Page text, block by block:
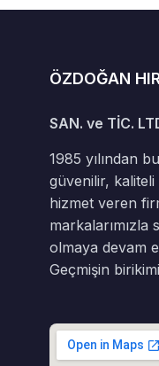
ÖZDOĞAN
SAN. ve TİC.
1985 yılından
güvenilir,
hizmet veren
olmaya devam
Geçmişin